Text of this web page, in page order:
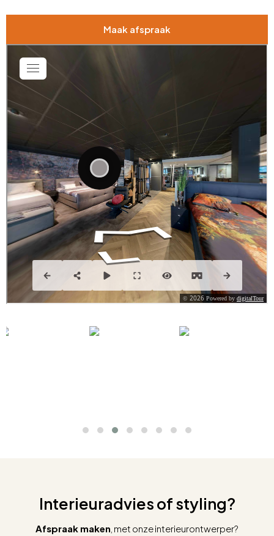
Maak afspraak
Interieuradvies of styling?
Afspraak maken , met onze interieurontwerper?